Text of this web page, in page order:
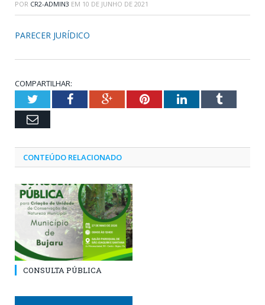
POR CR2-ADMIN3 EM 10 DE JUNHO DE 2021
PARECER JURÍDICO
COMPARTILHAR:
TwitterFacebookGoogle+PinterestLinkedInTumblr
Email
CONTEÚDO RELACIONADO
CONSULTA PÚBLICA